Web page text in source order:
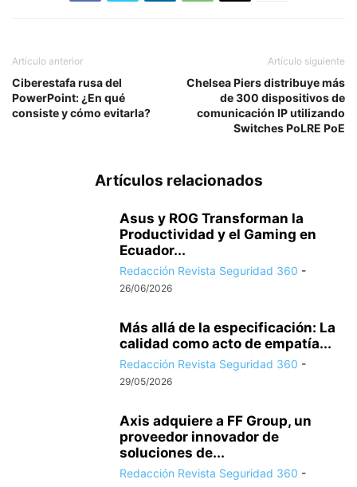
Artículo anterior
Ciberestafa rusa del
PowerPoint: ¿En qué
consiste y cómo evitarla?
Artículo siguiente
Chelsea Piers distribuye más
de 300 dispositivos de
comunicación IP utilizando
Switches PoLRE PoE
Artículos relacionados
Asus y ROG Transforman la
Productividad y el Gaming en
Ecuador...
Redacción Revista Seguridad 360 -
26/06/2026
Más allá de la especificación: La
calidad como acto de empatía...
Redacción Revista Seguridad 360 -
29/05/2026
Axis adquiere a FF Group, un
proveedor innovador de
soluciones de...
Redacción Revista Seguridad 360 -